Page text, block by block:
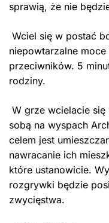
sprawią, że nie
Wciel się w postać
niepowtarzalne
przeciwników. 5
rodziny.
W grze wcielacie
sobą na wyspach
celem jest
nawracanie ich
które ustanowicie.
rozgrywki będzie
zwycięstwa.